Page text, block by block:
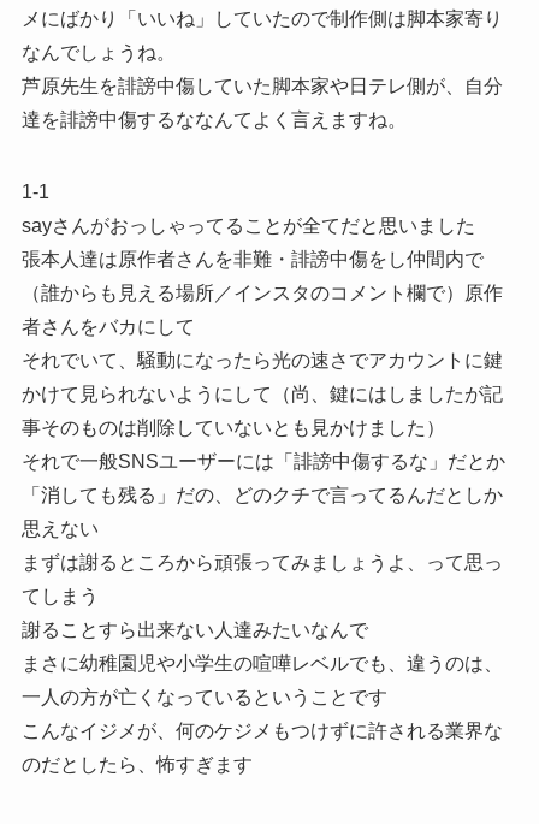
メにばかり「いいね」していたので制作側は脚本家寄り
なんでしょうね。
芦原先生を誹謗中傷していた脚本家や日テレ側が、自分
達を誹謗中傷するななんてよく言えますね。
1-1
sayさんがおっしゃってることが全てだと思いました
張本人達は原作者さんを非難・誹謗中傷をし仲間内で
（誰からも見える場所／インスタのコメント欄で）原作
者さんをバカにして
それでいて、騒動になったら光の速さでアカウントに鍵
かけて見られないようにして（尚、鍵にはしましたが記
事そのものは削除していないとも見かけました）
それで一般SNSユーザーには「誹謗中傷するな」だとか
「消しても残る」だの、どのクチで言ってるんだとしか
思えない
まずは謝るところから頑張ってみましょうよ、って思っ
てしまう
謝ることすら出来ない人達みたいなんで
まさに幼稚園児や小学生の喧嘩レベルでも、違うのは、
一人の方が亡くなっているということです
こんなイジメが、何のケジメもつけずに許される業界な
のだとしたら、怖すぎます